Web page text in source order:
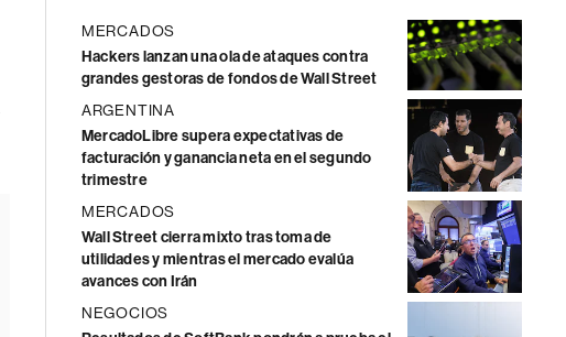
MERCADOS
Hackers lanzan una ola de ataques contra
grandes gestoras de fondos de Wall Street
ARGENTINA
MercadoLibre supera expectativas de
facturación y ganancia neta en el segundo
trimestre
MERCADOS
Wall Street cierra mixto tras toma de
utilidades y mientras el mercado evalúa
avances con Irán
NEGOCIOS